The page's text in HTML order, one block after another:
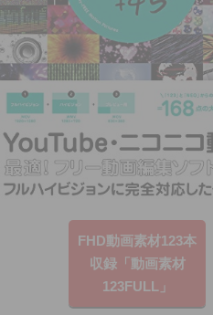
FHD動画素材123本
収録「動画素材
123FULL」